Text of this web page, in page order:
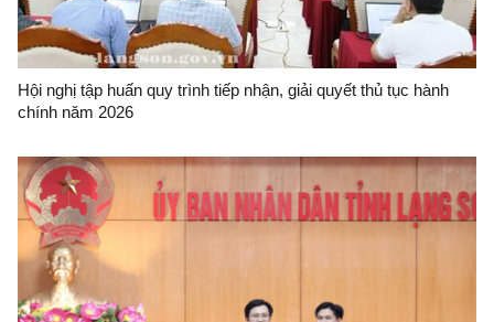
Hội nghị tập huấn quy trình tiếp nhận, giải quyết thủ tục hành
chính năm 2026